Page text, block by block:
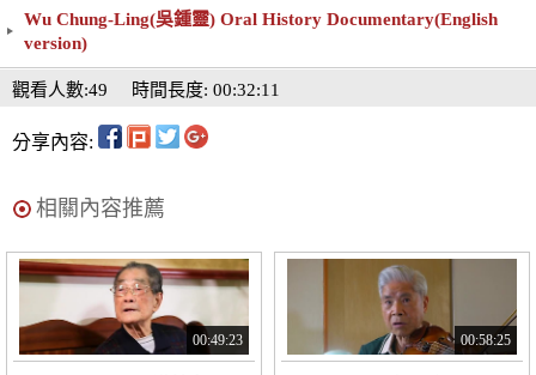
Wu Chung-Ling(吳鍾靈) Oral History Documentary(English
version)
時間長度: 00:32:11
觀看人數:49
分享內容:
相關內容推薦
00:49:23 00:58:25